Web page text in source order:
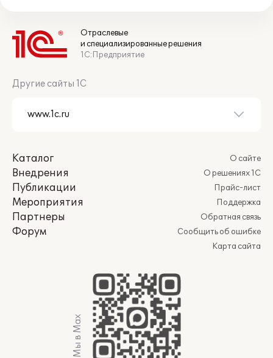
Отраслевые
и специализированные решения
1С:Предприятие
Другие сайты 1С
Каталог
Внедрения
Публикации
Мероприятия
Партнеры
Форум
О сайте
О решениях 1С
Прайс-лист
Поддержка
Обратная связь
Сообщить об ошибке
Карта сайта
Мы в Max